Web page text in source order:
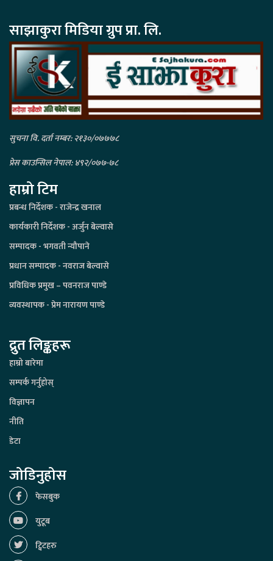
साझाकुरा मिडिया ग्रुप प्रा. लि.
सुचना वि. दर्ता नम्बर: २१३०/०७७७८
प्रेस काउन्सिल नेपाल: ४९२/०७७-७८
हाम्रो टिम
प्रबन्ध निर्देशक - राजेन्द्र खनाल
कार्यकारी निर्देशक - अर्जुन बेल्वासे
सम्पादक - भगवती न्यौपाने
प्रधान सम्पादक - नवराज बेल्वासे
प्रविधिक प्रमुख – पवनराज पाण्डे
व्यवस्थापक - प्रेम नारायण पाण्डे
द्रुत लिङ्कहरू
हाम्रो बारेमा
सम्पर्क गर्नुहोस्
विज्ञापन
नीति
डेटा
जोडिनुहोस
फेसबुक
युटूब
ट्विटहरु